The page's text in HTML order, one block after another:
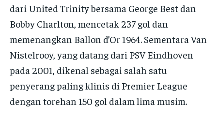
dari United Trinity bersama George Best dan
Bobby Charlton, mencetak 237 gol dan
memenangkan Ballon d’Or 1964. Sementara Van
Nistelrooy, yang datang dari PSV Eindhoven
pada 2001, dikenal sebagai salah satu
penyerang paling klinis di Premier League
dengan torehan 150 gol dalam lima musim.